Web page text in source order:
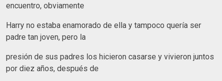
encuentro, obviamente
Harry no estaba enamorado de ella y tampoco quería ser
padre tan joven, pero la
presión de sus padres los hicieron casarse y vivieron juntos
por diez años, después de